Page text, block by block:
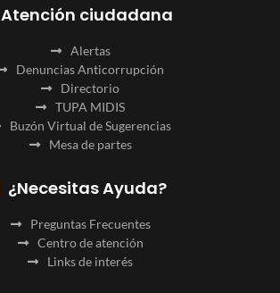
Atención ciudadana
Alertas
Denuncias Anticorrupción
Directorio
TUPA MIDIS
Buzón Virtual de Sugerencias
Mesa de partes
¿Necesitas Ayuda?
Preguntas Frecuentes
Centro de atención
Links de interés